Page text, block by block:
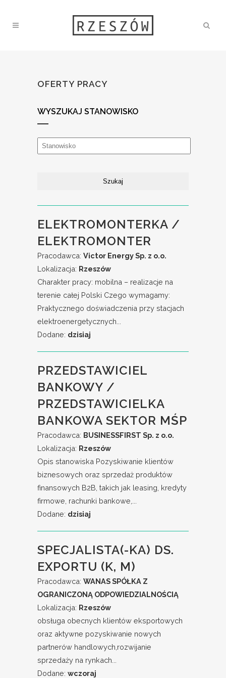
OFERTY PRACY
WYSZUKAJ STANOWISKO
ELEKTROMONTERKA /
ELEKTROMONTER
Pracodawca: Victor Energy Sp. z o.o.
Lokalizacja: Rzeszów
Charakter pracy: mobilna – realizacje na
terenie całej Polski Czego wymagamy:
Praktycznego doświadczenia przy stacjach
elektroenergetycznych...
Dodane: dzisiaj
PRZEDSTAWICIEL
BANKOWY /
PRZEDSTAWICIELKA
BANKOWA SEKTOR MŚP
Pracodawca: BUSINESSFIRST Sp. z o.o.
Lokalizacja: Rzeszów
Opis stanowiska Pozyskiwanie klientów
biznesowych oraz sprzedaż produktów
finansowych B2B, takich jak leasing, kredyty
firmowe, rachunki bankowe,...
Dodane: dzisiaj
SPECJALISTA(-KA) DS.
EXPORTU (K, M)
Pracodawca: WANAS SPÓŁKA Z
OGRANICZONĄ ODPOWIEDZIALNOŚCIĄ
Lokalizacja: Rzeszów
obsługa obecnych klientów eksportowych
oraz aktywne pozyskiwanie nowych
partnerów handlowych,rozwijanie
sprzedaży na rynkach...
Dodane: wczoraj